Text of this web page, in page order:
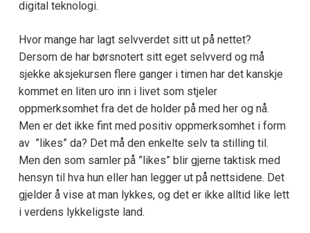
digital teknologi.
Hvor mange har lagt selvverdet sitt ut på nettet?
Dersom de har børsnotert sitt eget selvverd og må
sjekke aksjekursen flere ganger i timen har det kanskje
kommet en liten uro inn i livet som stjeler
oppmerksomhet fra det de holder på med her og nå.
Men er det ikke fint med positiv oppmerksomhet i form
av ”likes” da? Det må den enkelte selv ta stilling til.
Men den som samler på ”likes” blir gjerne taktisk med
hensyn til hva hun eller han legger ut på nettsidene. Det
gjelder å vise at man lykkes, og det er ikke alltid like lett
i verdens lykkeligste land.